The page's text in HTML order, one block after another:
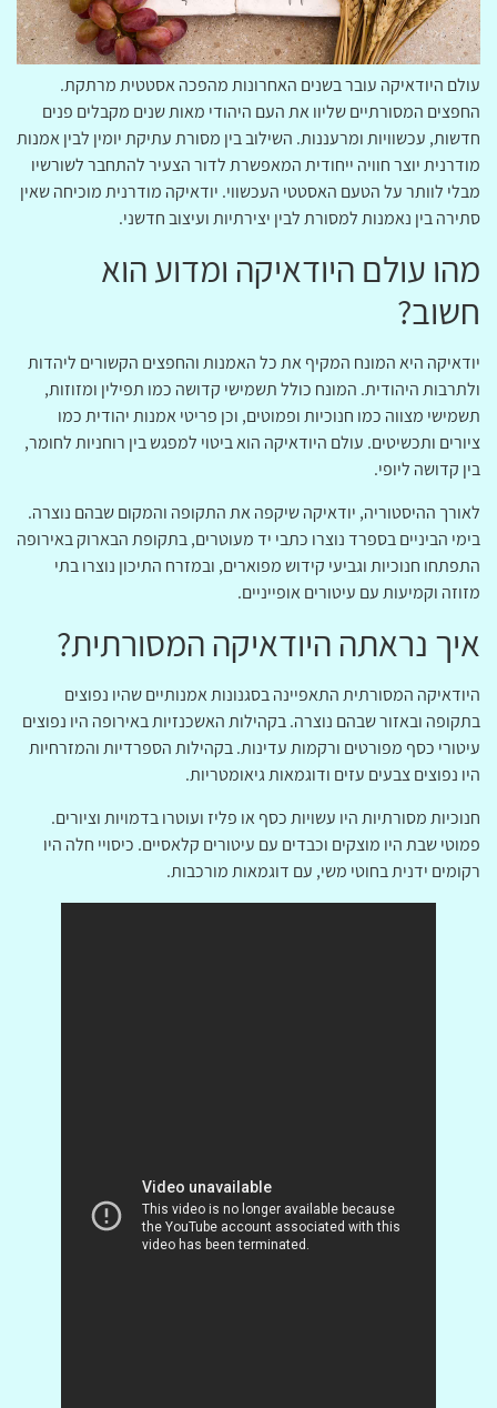
עולם היודאיקה עובר בשנים האחרונות מהפכה אסטטית מרתקת.
החפצים המסורתיים שליוו את העם היהודי מאות שנים מקבלים פנים
חדשות, עכשוויות ומרעננות. השילוב בין מסורת עתיקת יומין לבין אמנות
מודרנית יוצר חוויה ייחודית המאפשרת לדור הצעיר להתחבר לשורשיו
מבלי לוותר על הטעם האסטטי העכשווי. יודאיקה מודרנית מוכיחה שאין
סתירה בין נאמנות למסורת לבין יצירתיות ועיצוב חדשני.
מהו עולם היודאיקה ומדוע הוא
חשוב?
יודאיקה היא המונח המקיף את כל האמנות והחפצים הקשורים ליהדות
ולתרבות היהודית. המונח כולל תשמישי קדושה כמו תפילין ומזוזות,
תשמישי מצווה כמו חנוכיות ופמוטים, וכן פריטי אמנות יהודית כמו
ציורים ותכשיטים. עולם היודאיקה הוא ביטוי למפגש בין רוחניות לחומר,
בין קדושה ליופי.
לאורך ההיסטוריה, יודאיקה שיקפה את התקופה והמקום שבהם נוצרה.
בימי הביניים בספרד נוצרו כתבי יד מעוטרים, בתקופת הבארוק באירופה
התפתחו חנוכיות וגביעי קידוש מפוארים, ובמזרח התיכון נוצרו בתי
מזוזה וקמיעות עם עיטורים אופייניים.
איך נראתה היודאיקה המסורתית?
היודאיקה המסורתית התאפיינה בסגנונות אמנותיים שהיו נפוצים
בתקופה ובאזור שבהם נוצרה. בקהילות האשכנזיות באירופה היו נפוצים
עיטורי כסף מפורטים ורקמות עדינות. בקהילות הספרדיות והמזרחיות
היו נפוצים צבעים עזים ודוגמאות גיאומטריות.
חנוכיות מסורתיות היו עשויות כסף או פליז ועוטרו בדמויות וציורים.
פמוטי שבת היו מוצקים וכבדים עם עיטורים קלאסיים. כיסויי חלה היו
רקומים ידנית בחוטי משי, עם דוגמאות מורכבות.